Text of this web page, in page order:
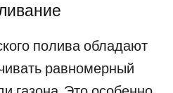
полива обладают
равномерный